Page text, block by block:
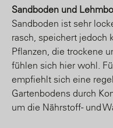
Sandboden und
Sandboden ist sehr
rasch, speichert jedoch
Pflanzen, die trockene
fühlen sich hier wohl.
empfiehlt sich eine
Gartenbodens durch
um die Nährstoff- und